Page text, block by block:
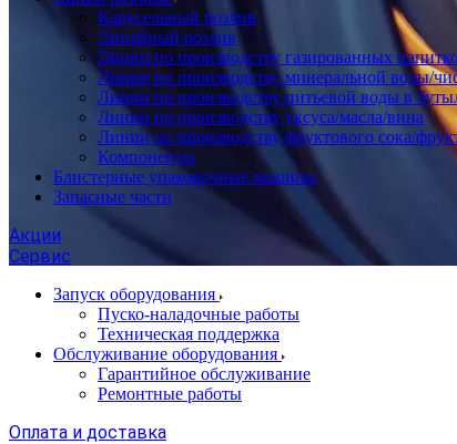
Карусельный розлив
Линейный розлив
Линии по производству газированных
Линии по производству минеральной воды/
Линии по производству питьевой воды в
Линии по производству уксуса/масла/вина
Линии по производству фруктового сока/
Компоненты
Блистерные упаковочные машины
Запасные части
Акции
Сервис
Запуск оборудования
Пуско-наладочные работы
Техническая поддержка
Обслуживание оборудования
Гарантийное обслуживание
Ремонтные работы
Оплата и доставка